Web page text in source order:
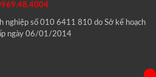
nghiệp số 010 6411 810 do Sở kế hoạch
ngày 06/01/2014